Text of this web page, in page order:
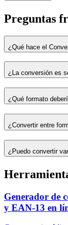
Preguntas
¿Qué hace el
¿La conversión es
¿Qué formato
¿Convertir entre
¿Puedo convertir
Generador de
y EAN-13 en